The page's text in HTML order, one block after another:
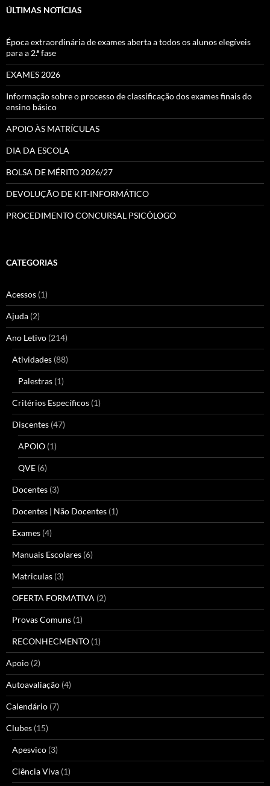
ÚLTIMAS NOTÍCIAS
Época extraordinária de exames aberta a todos os alunos elegíveis
para a 2.ª fase
EXAMES 2026
Informação sobre o processo de classificação dos exames finais do
ensino básico
APOIO ÀS MATRÍCULAS
DIA DA ESCOLA
BOLSA DE MÉRITO 2026/27
DEVOLUÇÃO DE KIT-INFORMÁTICO
PROCEDIMENTO CONCURSAL PSICÓLOGO
CATEGORIAS
Acessos (1)
Ajuda (2)
Ano Letivo (214)
Atividades (88)
Palestras (1)
Critérios Específicos (1)
Discentes (47)
APOIO (1)
QVE (6)
Docentes (3)
Docentes | Não Docentes (1)
Exames (4)
Manuais Escolares (6)
Matriculas (3)
OFERTA FORMATIVA (2)
Provas Comuns (1)
RECONHECMENTO (1)
Apoio (2)
Autoavaliação (4)
Calendário (7)
Clubes (15)
Apesvico (3)
Ciência Viva (1)